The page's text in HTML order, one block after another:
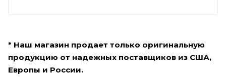
* Наш магазин продает только оригинальную
продукцию от надежных поставщиков из США,
Европы и России.